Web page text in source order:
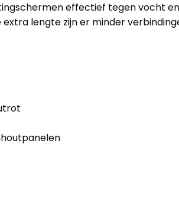
effectief tegen vocht
lengte zijn er minder